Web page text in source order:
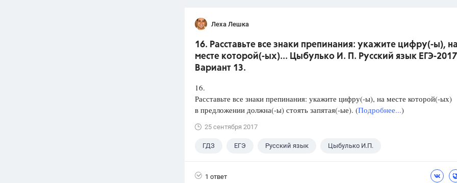
Леха Лешка
16. Расставьте все знаки препинания: укажите цифру(-ы),
месте которой(-ых)... Цыбулько И. П. Русский язык ЕГЭ-
Вариант 13.
16.
Расставьте все знаки препинания: укажите цифру(-ы), на месте которой(-ых)
в предложении должна(-ы) стоять запятая(-ые). (Подробнее...)
25 сентября 2017
ГДЗ ЕГЭ Русский язык Цыбулько И.П.
1 ответ